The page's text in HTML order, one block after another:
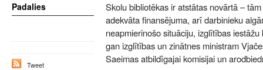
Skolu bibliotēkas ir atstātas novārtā –
adekvāta finansējuma, arī darbinieku
neapmierinošo situāciju, izglītības
gan izglītības un zinātnes ministram
Saeimas atbildīgajai komisijai un
Padalies
Tweet